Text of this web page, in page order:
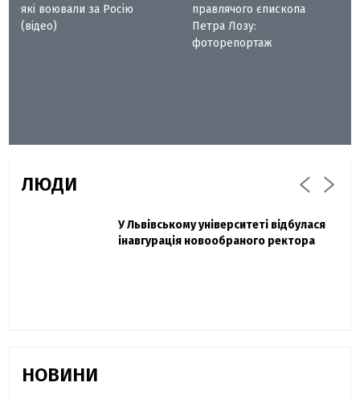
які воювали за Росію
(відео)
правлячого єпископа
Петра Лозу:
фоторепортаж
ЛЮДИ
Павло Дак
Захисник "Азовсталі" Діанов вдруге
одружився та показав фото з весілля
У Львівському університеті відбулася
інавгурація новообраного ректора
НОВИНИ